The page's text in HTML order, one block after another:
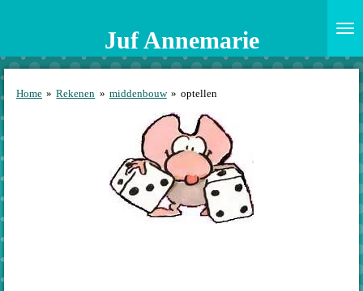
de
Juf Annemarie
Home » Rekenen » middenbouw » optellen